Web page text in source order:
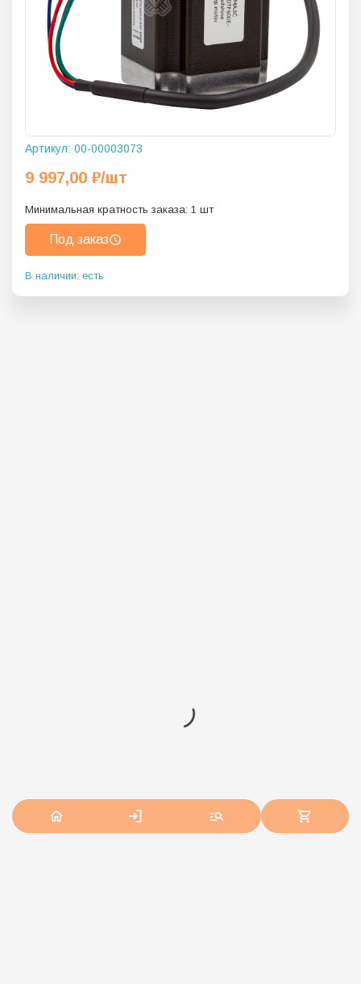
Артикул: 00-00003073
9 997,00 ₽/шт
Минимальная кратность заказа: 1 шт
Под заказ
В наличии: есть